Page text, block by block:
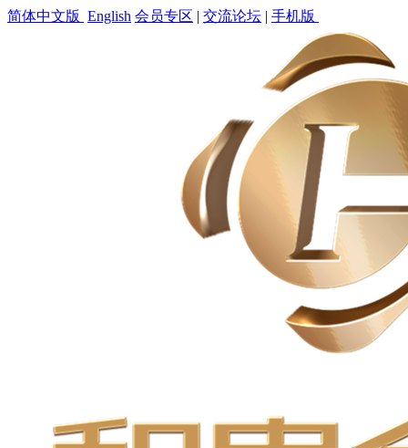
简体中文版 English 会员专区 | 交流论坛 | 手机版